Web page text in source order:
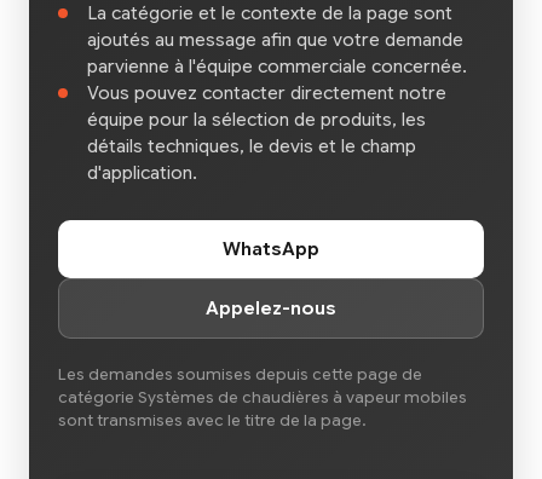
La catégorie et le contexte de la page sont
ajoutés au message afin que votre demande
parvienne à l'équipe commerciale concernée.
Vous pouvez contacter directement notre
équipe pour la sélection de produits, les
détails techniques, le devis et le champ
d'application.
WhatsApp
Appelez-nous
Les demandes soumises depuis cette page de
catégorie Systèmes de chaudières à vapeur mobiles
sont transmises avec le titre de la page.